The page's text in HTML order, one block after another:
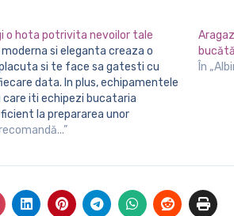
o hota potrivita nevoilor tale
si te face sa gatesti cu
data. In plus, echipamentele
care iti echipezi bucataria
la prepararea unor
si rafinate.
În